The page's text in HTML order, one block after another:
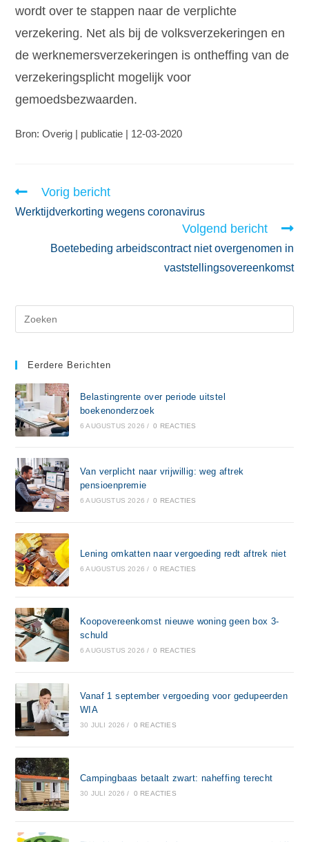
wordt over te stappen naar de verplichte
verzekering. Net als bij de volksverzekeringen en
de werknemersverzekeringen is ontheffing van de
verzekeringsplicht mogelijk voor
gemoedsbezwaarden.
Bron: Overig | publicatie | 12-03-2020
Vorig bericht
Werktijdverkorting wegens coronavirus
Volgend bericht
Boetebeding arbeidscontract niet overgenomen in
vaststellingsovereenkomst
Eerdere Berichten
Belastingrente over periode uitstel
boekenonderzoek
6 AUGUSTUS 2026 / 0 REACTIES
Van verplicht naar vrijwillig: weg aftrek
pensioenpremie
6 AUGUSTUS 2026 / 0 REACTIES
Lening omkatten naar vergoeding redt aftrek niet
6 AUGUSTUS 2026 / 0 REACTIES
Koopovereenkomst nieuwe woning geen box 3-
schuld
6 AUGUSTUS 2026 / 0 REACTIES
Vanaf 1 september vergoeding voor gedupeerden
WIA
30 JULI 2026 / 0 REACTIES
Campingbaas betaalt zwart: naheffing terecht
30 JULI 2026 / 0 REACTIES